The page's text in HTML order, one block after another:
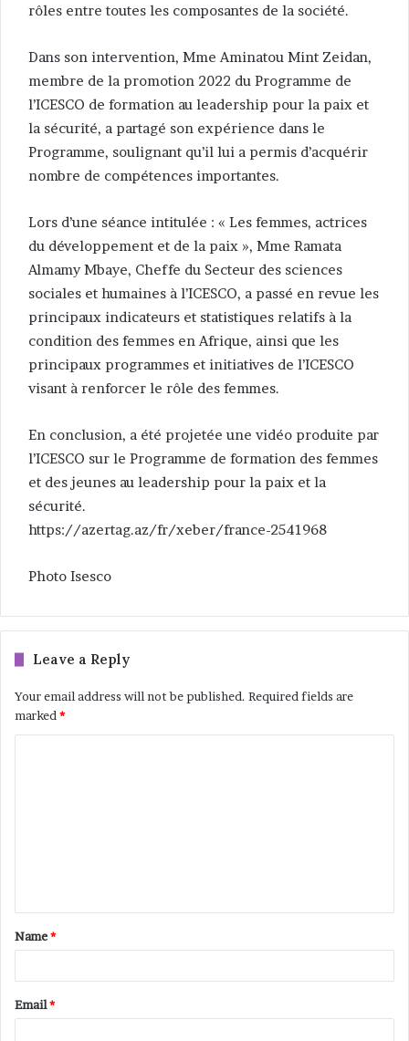
rôles entre toutes les composantes de la société.
Dans son intervention, Mme Aminatou Mint Zeidan,
membre de la promotion 2022 du Programme de
l’ICESCO de formation au leadership pour la paix et
la sécurité, a partagé son expérience dans le
Programme, soulignant qu’il lui a permis d’acquérir
nombre de compétences importantes.
Lors d’une séance intitulée : « Les femmes, actrices
du développement et de la paix », Mme Ramata
Almamy Mbaye, Cheffe du Secteur des sciences
sociales et humaines à l’ICESCO, a passé en revue les
principaux indicateurs et statistiques relatifs à la
condition des femmes en Afrique, ainsi que les
principaux programmes et initiatives de l’ICESCO
visant à renforcer le rôle des femmes.
En conclusion, a été projetée une vidéo produite par
l’ICESCO sur le Programme de formation des femmes
et des jeunes au leadership pour la paix et la
sécurité.
https://azertag.az/fr/xeber/france-2541968
Photo Isesco
Leave a Reply
Your email address will not be published. Required fields are
marked *
Name*
Email*